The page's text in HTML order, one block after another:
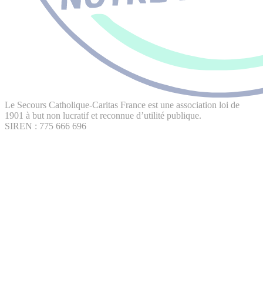
Le Secours Catholique-Caritas France est une association loi de
1901 à but non lucratif et reconnue d’utilité publique.
SIREN : 775 666 696